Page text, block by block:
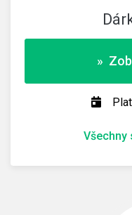
»
Všechny